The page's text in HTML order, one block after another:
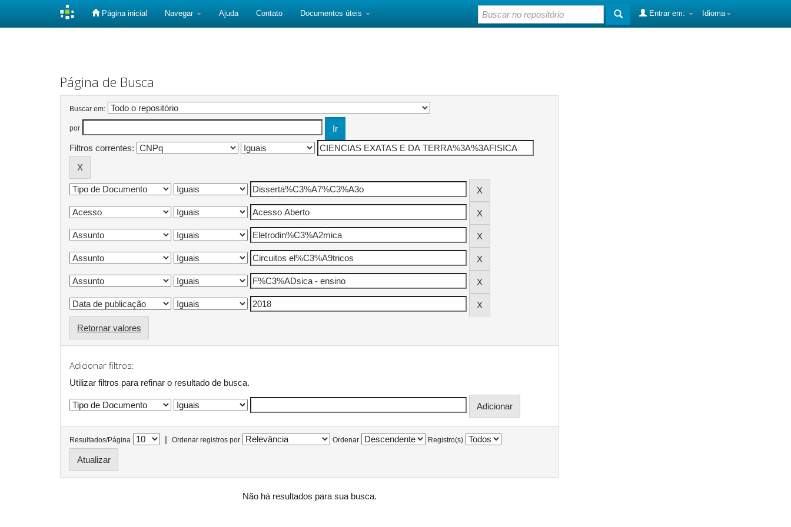
Página inicial Navegar Ajuda Contato Documentos úteis Idioma
Entrar em:
Página de Busca
Buscar em:
por
Filtros correntes:
Retornar valores
Adicionar filtros:
Utilizar filtros para refinar o resultado de busca.
Resultados/Página | Ordenar registros por Ordenar Registro(s)
Não há resultados para sua busca.